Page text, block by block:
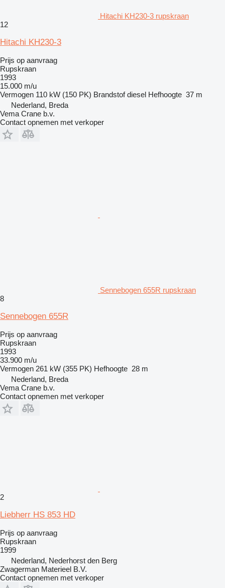
Hitachi KH230-3 rupskraan
12
Hitachi KH230-3
Prijs op aanvraag
Rupskraan
1993
15.000 m/u
Vermogen 110 kW (150 PK) Brandstof diesel Hefhoogte 37 m
Nederland, Breda
Vema Crane b.v.
Contact opnemen met verkoper
Sennebogen 655R rupskraan
8
Sennebogen 655R
Prijs op aanvraag
Rupskraan
1993
33.900 m/u
Vermogen 261 kW (355 PK) Hefhoogte 28 m
Nederland, Breda
Vema Crane b.v.
Contact opnemen met verkoper
2
Liebherr HS 853 HD
Prijs op aanvraag
Rupskraan
1999
Nederland, Nederhorst den Berg
Zwagerman Materieel B.V.
Contact opnemen met verkoper